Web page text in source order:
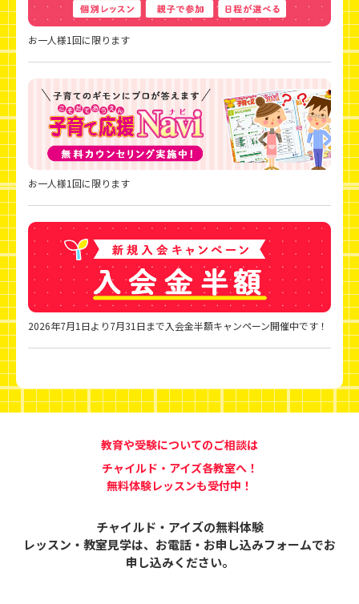
お一人様1回に限ります
お一人様1回に限ります
2026年7月1日より7月31日まで入会金半額キャンペーン開催中です！
教育や受験についてのご相談は
チャイルド・アイズ各教室へ！
無料体験レッスンも受付中！
チャイルド・アイズの無料体験
レッスン・教室見学は、 お電話・お申し込みフォームでお
申し込みください。